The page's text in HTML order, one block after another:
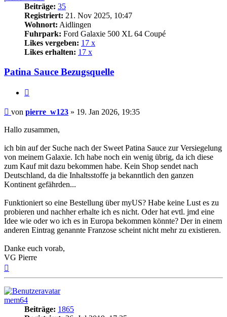
Beiträge: 35
Registriert: 21. Nov 2025, 10:47
Wohnort: Aidlingen
Fuhrpark: Ford Galaxie 500 XL 64 Coupé
Likes vergeben: 17 x
Likes erhalten: 17 x
Patina Sauce Bezugsquelle
Beitrag
von pierre_w123 » 19. Jan 2026, 19:35
Hallo zusammen,
ich bin auf der Suche nach der Sweet Patina Sauce zur Versiegelung
von meinem Galaxie. Ich habe noch ein wenig übrig, da ich diese
zum Kauf mit dazu bekommen habe. Kein Shop sendet nach
Deutschland, da die Inhaltsstoffe ja bekanntlich den ganzen
Kontinent gefährden...
Funktioniert so eine Bestellung über myUS? Habe keine Lust es zu
probieren und nachher erhalte ich es nicht. Oder hat evtl. jmd eine
Idee wie oder wo ich es in Europa bekommen könnte? Der in einem
anderen Eintrag genannte Franzose scheint nicht mehr zu existieren.
Danke euch vorab,
VG Pierre
mem64
Beiträge: 1865